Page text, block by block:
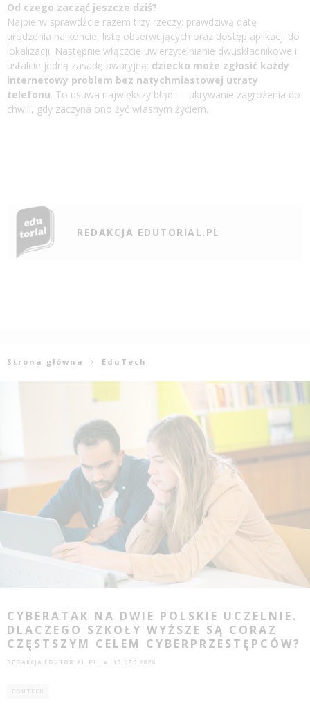
Od czego zacząć jeszcze dziś?
Najpierw sprawdźcie razem trzy rzeczy: prawdziwą datę
urodzenia na koncie, listę obserwujących oraz dostęp aplikacji do
lokalizacji. Następnie włączcie uwierzytelnianie dwuskładnikowe i
ustalcie jedną zasadę awaryjną: dziecko może zgłosić każdy
internetowy problem bez natychmiastowej utraty
telefonu. To usuwa największy błąd — ukrywanie zagrożenia do
chwili, gdy zaczyna ono żyć własnym życiem.
REDAKCJA EDUTORIAL.PL
Strona główna EduTech
CYBERATAK NA DWIE POLSKIE UCZELNIE.
DLACZEGO SZKOŁY WYŻSZE SĄ CORAZ
CZĘSTSZYM CELEM CYBERPRZESTĘPCÓW?
REDAKCJA EDUTORIAL.PL 15 CZE 2026
EDUTECH